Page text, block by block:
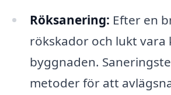
Röksanering: Efter en
rökskador och lukt vara
byggnaden.
metoder för att